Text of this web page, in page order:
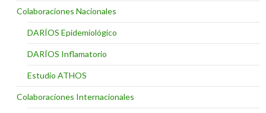
Colaboraciones Nacionales
DARÍOS Epidemiológico
DARÍOS Inflamatorio
Estudio ATHOS
Colaboraciones Internacionales